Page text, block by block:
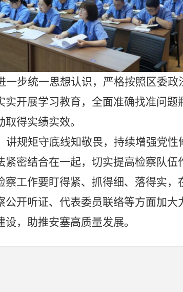
一步统一思想认识，严格按照区委
开展学习教育，全面准确找准问
得实绩实效。
讲规矩守底线知敬畏，持续增强党
密结合在一起，切实提高检察队伍
工作要盯得紧、抓得细、落得实
开听证、代表委员联络等方面加大
，助推安塞高质量发展。